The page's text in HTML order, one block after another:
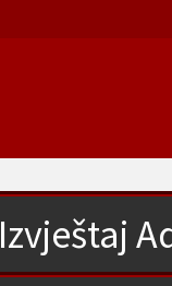
Izvještaj